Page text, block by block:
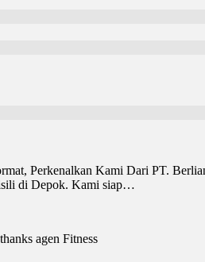
Perkenalkan Kami Dari PT.
di Depok. Kami siap…
agen Fitness